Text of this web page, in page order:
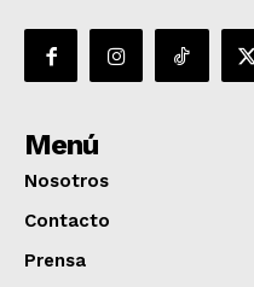
Menú
Nosotros
Contacto
Prensa